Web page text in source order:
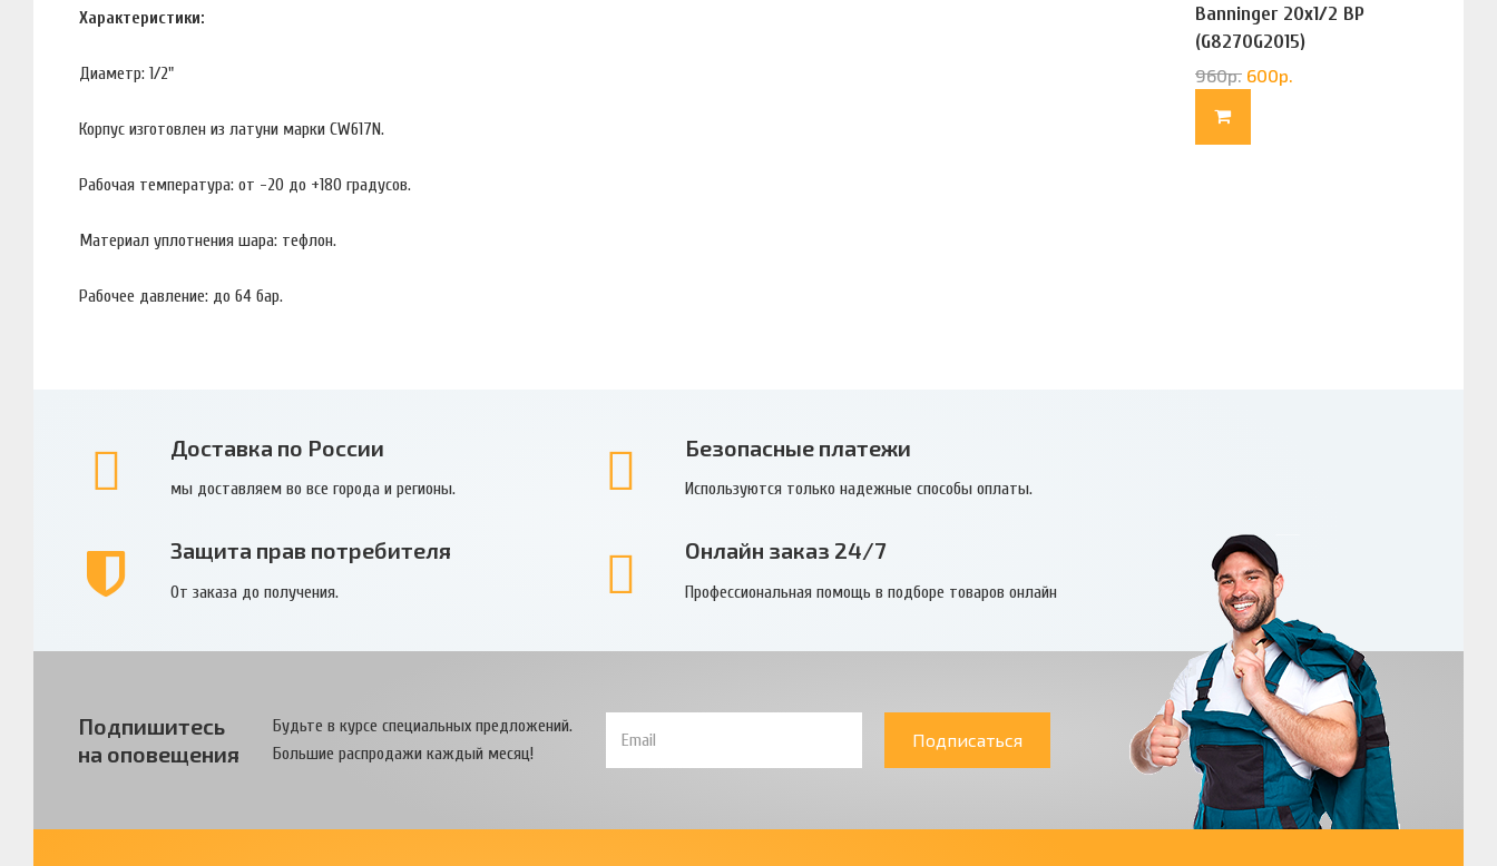
Характеристики:
Диаметр: 1/2"
Корпус изготовлен из латуни марки CW617N.
Рабочая температура: от -20 до +180 градусов.
Материал уплотнения шара: тефлон.
Рабочее давление: до 64 бар.
Banninger 20х1/2 ВР
(G8270G2015)
960р. 600р.
Доставка по России
мы доставляем во все города и регионы.
Безопасные платежи
Используются только надежные способы оплаты.
Защита прав потребителя
От заказа до получения.
Онлайн заказ 24/7
Профессиональная помощь в подборе товаров онлайн
Подпишитесь
на оповещения
Будьте в курсе специальных предложений.
Большие распродажи каждый месяц!
Подписаться